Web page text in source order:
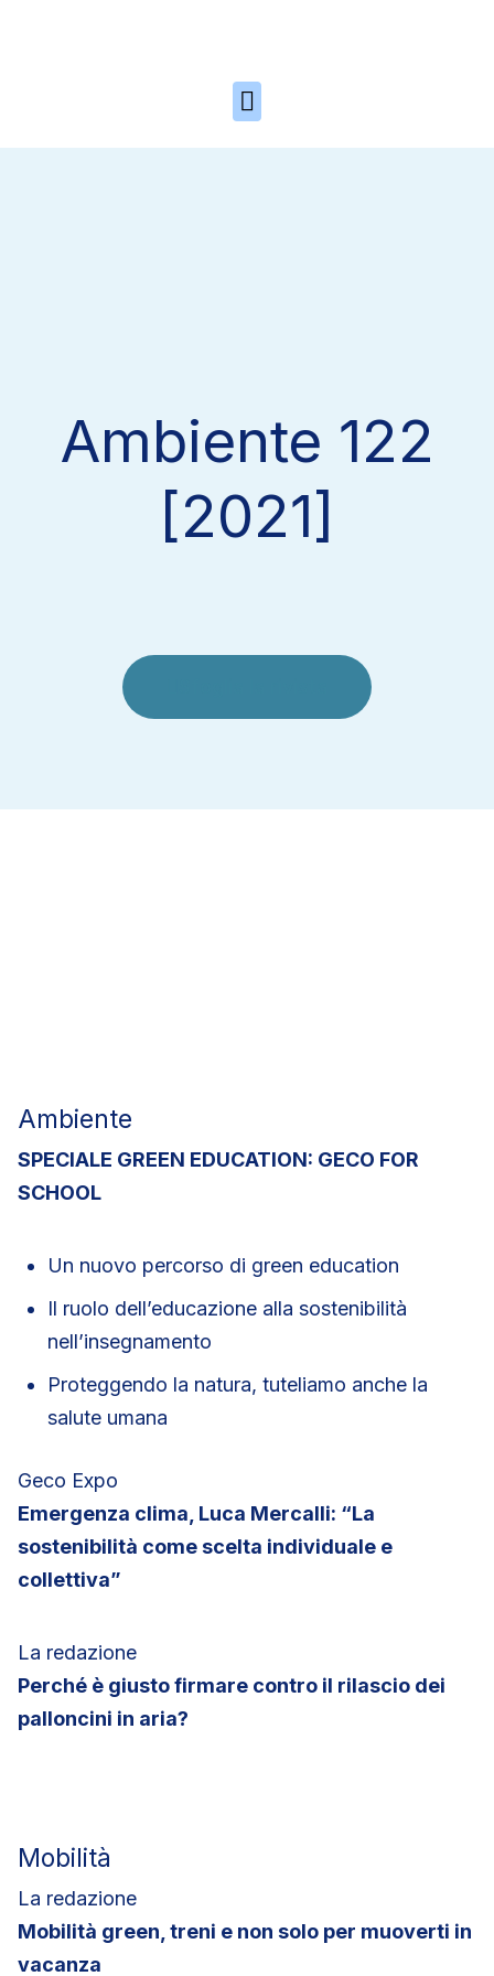
Ambiente 122
[2021]
Ambiente
SPECIALE GREEN EDUCATION: GECO FOR
SCHOOL
Un nuovo percorso di green education
Il ruolo dell’educazione alla sostenibilità
nell’insegnamento
Proteggendo la natura, tuteliamo anche la
salute umana
Geco Expo
Emergenza clima, Luca Mercalli: “La
sostenibilità come scelta individuale e
collettiva”
La redazione
Perché è giusto firmare contro il rilascio dei
palloncini in aria?
Mobilità
La redazione
Mobilità green, treni e non solo per muoverti in
vacanza